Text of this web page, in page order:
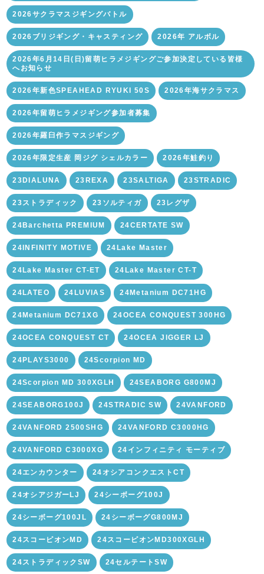
2026サクラマスジギングバトル
2026ブリジギング・キャスティング 2026年 アルボル
2026年6月14日(日)留萌ヒラメジギングご参加決定している皆様
へお知らせ
2026年新色SPEAHEAD RYUKI 50S 2026年海サクラマス
2026年留萌ヒラメジギング参加者募集
2026年羅臼作ラマスジギング
2026年限定生産 岡ジグ シェルカラー 2026年鮭釣り
23DIALUNA 23REXA 23SALTIGA 23STRADIC
23ストラディック 23ソルティガ 23レグザ
24Barchetta PREMIUM 24CERTATE SW
24INFINITY MOTIVE 24Lake Master
24Lake Master CT-ET 24Lake Master CT-T
24LATEO 24LUVIAS 24Metanium DC71HG
24Metanium DC71XG 24OCEA CONQUEST 300HG
24OCEA CONQUEST CT 24OCEA JIGGER LJ
24PLAYS3000 24Scorpion MD
24Scorpion MD 300XGLH 24SEABORG G800MJ
24SEABORG100J 24STRADIC SW 24VANFORD
24VANFORD 2500SHG 24VANFORD C3000HG
24VANFORD C3000XG 24インフィニティ モーティブ
24エンカウンター 24オシアコンクエストCT
24オシアジガーLJ 24シーボーグ100J
24シーボーグ100JL 24シーボーグG800MJ
24スコーピオンMD 24スコーピオンMD300XGLH
24ストラディックSW 24セルテートSW